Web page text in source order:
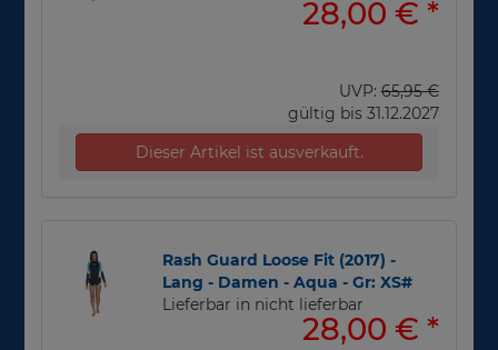
28,00 € *
UVP:65,95 €
gültig bis 31.12.2027
Dieser Artikel ist ausverkauft.
Rash Guard Loose Fit (2017) -
Lang - Damen - Aqua - Gr: XS#
Lieferbar in nicht lieferbar
28,00 € *